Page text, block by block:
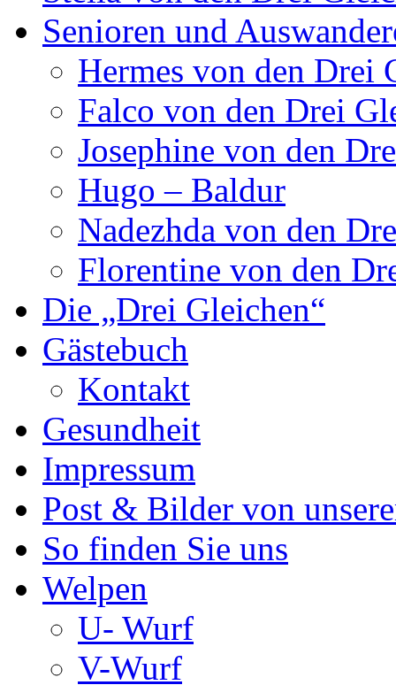
Senioren und
Hermes von den Drei
Falco von den Drei
Josephine von den
Hugo – Baldur
Nadezhda von den
Florentine von den
Die „Drei Gleichen“
Gästebuch
Kontakt
Gesundheit
Impressum
Post & Bilder von
So finden Sie uns
Welpen
U- Wurf
V-Wurf